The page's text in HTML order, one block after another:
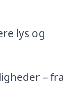
lys og
– fra